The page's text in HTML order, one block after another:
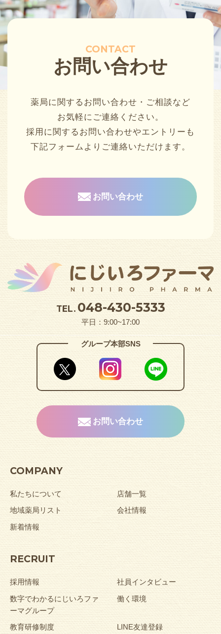
CONTACT
お問い合わせ
薬局に関するお問い合わせ・ご相談など
お気軽にご連絡ください。
採用に関するお問い合わせやエントリーも
下記フォームよりご連絡いただけます。
お問い合わせ
TEL. 048-430-5333
平日：9:00~17:00
グループ本部SNS
お問い合わせ
COMPANY
私たちについて
店舗一覧
地域薬局リスト
会社情報
新着情報
RECRUIT
採用情報
社員インタビュー
数字でわかるにじいろファ
ーマグループ
働く環境
教育研修制度 LINE友達登録